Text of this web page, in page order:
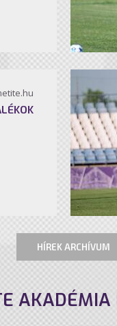
HÍREK ARCHÍVUM
AKADÉMIA